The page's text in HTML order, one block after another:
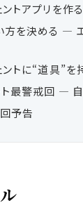
トアプリを作る
を決める ― エ
トに“道具”を
最警戒回 ―
予告